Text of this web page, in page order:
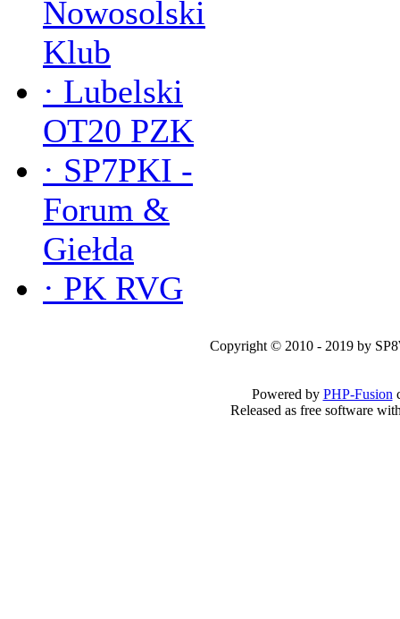
Nowosolski
Klub
· Lubelski
OT20 PZK
· SP7PKI -
Forum &
Giełda
· PK RVG
Copyright © 2010 - 2019 by
Powered by PHP-Fusion
Released as free software